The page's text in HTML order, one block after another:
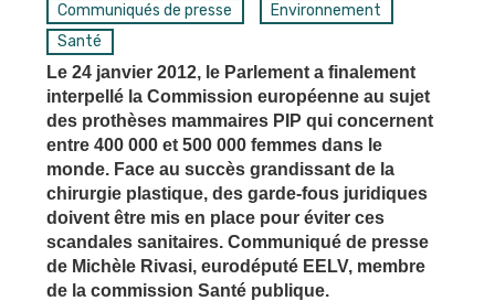
Communiqués de presse
Environnement
Santé
Le 24 janvier 2012, le Parlement a finalement
interpellé la Commission européenne au sujet
des prothèses mammaires PIP qui concernent
entre 400 000 et 500 000 femmes dans le
monde. Face au succès grandissant de la
chirurgie plastique, des garde-fous juridiques
doivent être mis en place pour éviter ces
scandales sanitaires. Communiqué de presse
de Michèle Rivasi, eurodéputé EELV, membre
de la commission Santé publique.